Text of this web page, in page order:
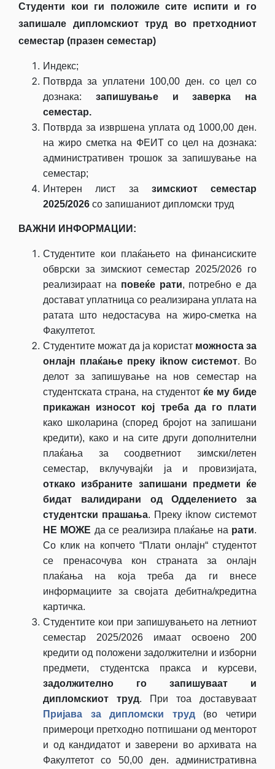
Студенти кои ги положиле сите испити и го
запишале дипломскиот труд во претходниот
семестар (празен семестар)
Индекс;
Потврда за уплатени 100,00 ден. со цел со
дознака: запишување и заверка на
семестар.
Потврда за извршена уплата од 1000,00 ден.
на жиро сметка на ФЕИТ со цел на дознака:
административен трошок за запишување на
семестар;
Интерен лист за зимскиот семестар
2025/2026 со запишаниот дипломски труд
ВАЖНИ ИНФОРМАЦИИ:
Студентите кои плаќањето на финансиските
обврски за зимскиот семестар 2025/2026 го
реализираат на повеќе рати, потребно е да
достават уплатница со реализирана уплата на
ратата што недостасува на жиро-сметка на
Факултетот.
Студентите можат да ја користат можноста за
онлајн плаќање преку iknowсистемот. Во
делот за запишување на нов семестар на
студентската страна, на студентот ќе му биде
прикажан износот кој треба да го плати
како школарина (според бројот на запишани
кредити), како и на сите други дополнителни
плаќања за соодветниот зимски/летен
семестар, вклучувајќи ја и провизијата,
откако избраните запишани предмети ќе
бидат валидирани од Одделението за
студентски прашања. Преку iknow системот
НЕ МОЖЕ да се реализира плаќање на рати.
Со клик на копчето “Плати онлајн“ студентот
се пренасочува кон страната за онлајн
плаќања на која треба да ги внесе
информациите за својата дебитна/кредитна
картичка.
Студентите кои при запишувањето на летниот
семестар 2025/2026 имаат освоено 200
кредити од положени задолжителни и изборни
предмети, студентска пракса и курсеви,
задолжително го запишуваат и
дипломскиот труд. При тоа доставуваат
Пријава за дипломски труд(во четири
примероци претходно потпишани од менторот
и од кандидатот и заверени во архивата на
Факултетот со 50,00 ден. административна